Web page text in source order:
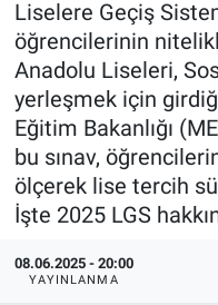
Liselere Geçiş
öğrencilerinin
Anadolu Liseleri,
yerleşmek için
Eğitim Bakanlığı
bu sınav,
ölçerek lise tercih
İşte 2025 LGS
08.06.2025 - 20:00
YAYINLANMA